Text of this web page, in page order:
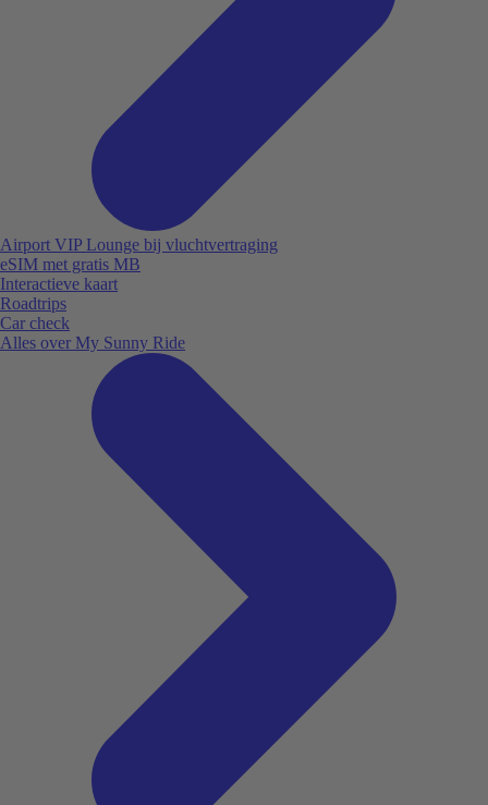
Airport VIP Lounge bij vluchtvertraging
eSIM met gratis MB
Interactieve kaart
Roadtrips
Car check
Alles over My Sunny Ride